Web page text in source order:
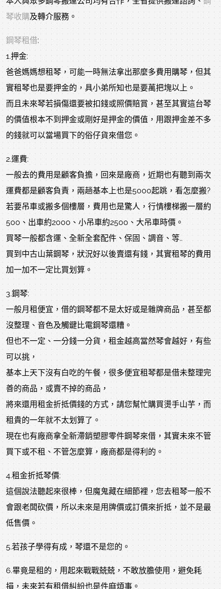
琴收購及轉介服務。
鋼琴租借:
1.押金:
爸爸媽媽想租琴，可能一時無法拿出那麼多費用購琴，但其
實租琴也是要押金的，具小弟所知也是要萬把塊以上。
而且未來琴若損傷還要被扣錢或照價賠賞，甚至其實這台琴
的價值根本不到押金或剛好是押金的價值，用跟押金差不多
的錢就可以當場買下的俗仔貨來借您。
2.運費:
一般去的費用是顧客負擔，回來是廠商，近期也有聽到兩次
運費都是顧客負責，兩趟基本上也是5000起跳，看怎麼搬?
若要吊車或搬多個樓層，費用也是驚人，行情樓梯搬一層約
500、出車約2000、小吊車約2500、大吊車時價。
買琴一般都含運、全新全套配件、保固、調音、等..
買到中古山葉鋼琴，狀況好以後賣還有錢，其實租琴的費用
加一加不一定比買划算。
3.鋼琴:
一般月租便宜，借的鋼琴都不是太好或是雜牌商品，甚至都
沒整理、音色及觸鍵比電鋼琴還糟。
但也不一定、一分錢一分貨，租金越高當然琴會越好，有些
可以挑，
基本上天下沒有白吃的午餐，很多便宜租琴都是借未整理完
善的商品，或賣不掉的商品，
將來還用租金折抵價錢的方式，請您幫忙購買燙手山芋，而
租貴的一年就不太划算了。
現在也有廠商拿全新滯銷塑膠零件鋼琴來借，其實未來不管
買下或不租、 不管怎麼算，廠商都是得利的。
4.租金折抵琴價:
這個說法聽起來很棒，但魔鬼藏在細節裡，您去租琴一般不
會跟老闆砍價，所以未來是用牌價或訂價來折抵，並不是最
低售價。
5.若孩子學得有成，琴還不是您的。
6.畢竟是租的，用起來戰戰兢兢，不敢放膽使用，避免耗
損，未來若有租借糾紛也是件麻煩事。